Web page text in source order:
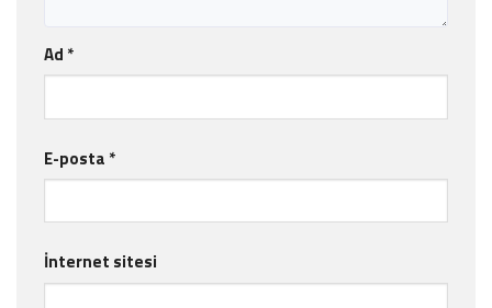
Ad *
E-posta *
İnternet sitesi